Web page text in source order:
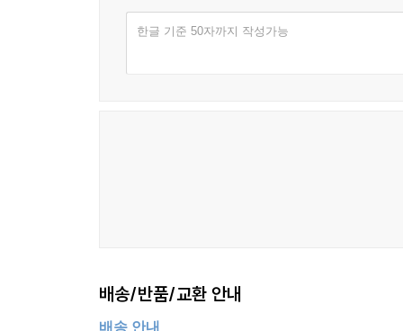
한글 기준 50자까지 작성가능
배송/반품/교환 안내
배송 안내